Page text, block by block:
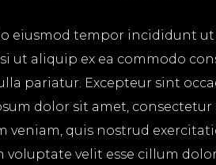
eiusmod tempor incididunt
aliquip ex ea commodo
pariatur. Excepteur sint
dolor sit amet,
quis nostrud
velit esse cillum